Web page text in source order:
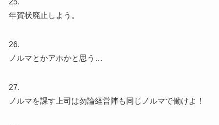
25.
年賀状廃止しよう。
26.
ノルマとかアホかと思う…
27.
ノルマを課す上司は勿論経営陣も同じノルマで働けよ！